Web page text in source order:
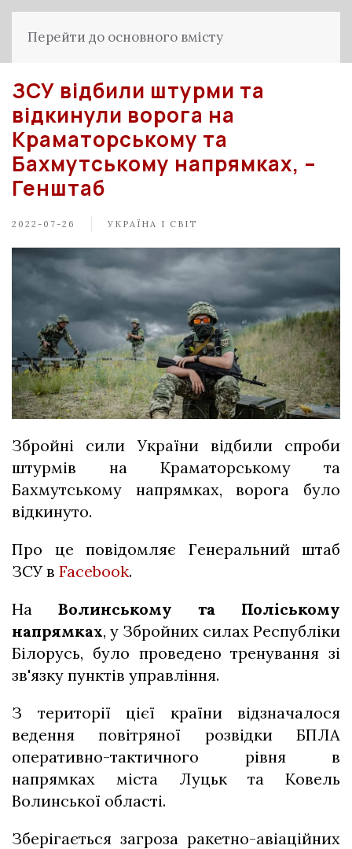
Перейти до основного вмісту
ЗСУ відбили штурми та
відкинули ворога на
Краматорському та
Бахмутському напрямках, –
Генштаб
2022-07-26 УКРАЇНА І СВІТ
Збройні сили України відбили спроби
штурмів на Краматорському та
Бахмутському напрямках, ворога було
відкинуто.
Про це повідомляє Генеральний штаб
ЗСУ в Facebook.
На Волинському та Поліському
напрямках, у Збройних силах Республіки
Білорусь, було проведено тренування зі
зв'язку пунктів управління.
З території цієї країни відзначалося
ведення повітряної розвідки БПЛА
оперативно-тактичного рівня в
напрямках міста Луцьк та Ковель
Волинської області.
Зберігається загроза ракетно-авіаційних